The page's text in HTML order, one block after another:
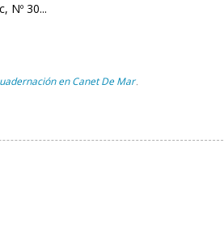
Nº 30...
en Canet De Mar ,